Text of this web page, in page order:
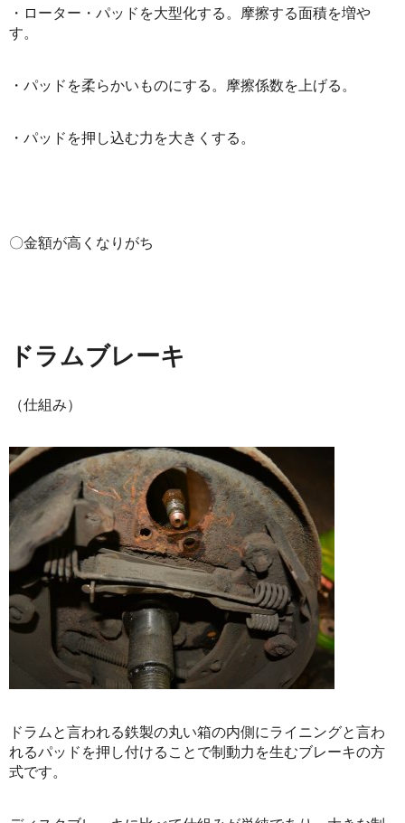
・ローター・パッドを大型化する。摩擦する面積を増や
す。
・パッドを柔らかいものにする。摩擦係数を上げる。
・パッドを押し込む力を大きくする。
〇金額が高くなりがち
ドラムブレーキ
（仕組み）
ドラムと言われる鉄製の丸い箱の内側にライニングと言わ
れるパッドを押し付けることで制動力を生むブレーキの方
式です。